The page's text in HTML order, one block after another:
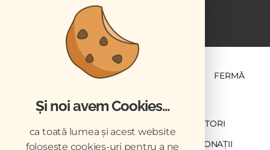
ȘTIINȚĂ ȘI PRACTICĂ FERMĂ
CONTRIBUTORI
DESCĂRCĂRI ACREDITARE CMVRO DONAȚII
Și noi avem Cookies...
ca toată lumea și acest website
folosește cookies-uri pentru a ne